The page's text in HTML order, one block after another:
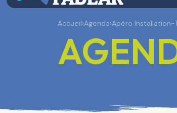
Accueil›Agenda›Apéro Installation-